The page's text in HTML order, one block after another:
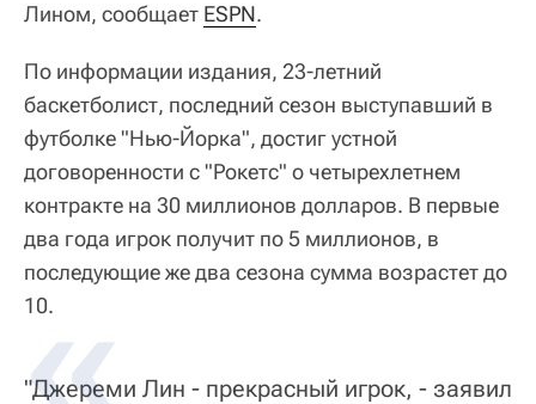
Лином, сообщает ESPN.
По информации издания, 23-летний
баскетболист, последний сезон выступавший в
футболке "Нью-Йорка", достиг устной
договоренности с "Рокетс" о четырехлетнем
контракте на 30 миллионов долларов. В первые
два года игрок получит по 5 миллионов, в
последующие же два сезона сумма возрастет до
10.
"Джереми Лин - прекрасный игрок, - заявил